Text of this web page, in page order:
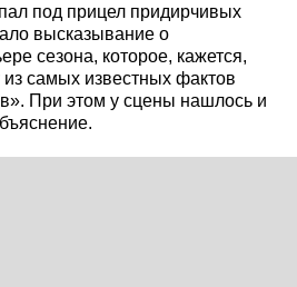
под прицел придирчивых
высказывание о
сезона, которое, кажется,
самых известных фактов
При этом у сцены нашлось и